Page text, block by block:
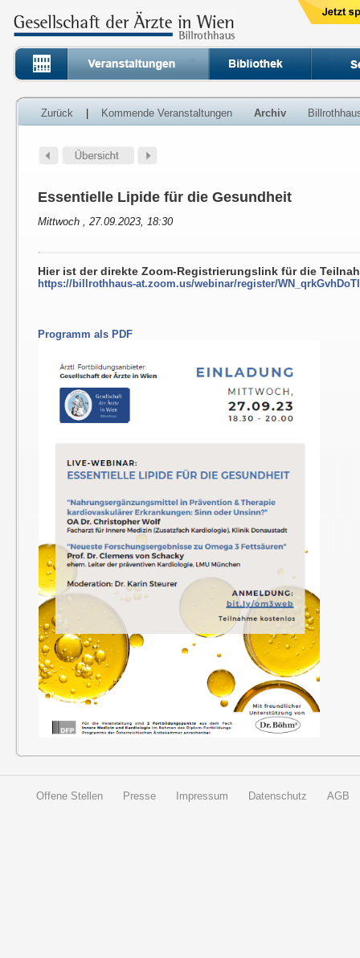
Zurück Kommende Veranstaltungen Archiv
Essentielle Lipide für die Gesundheit
Mittwoch , 27.09.2023, 18:30
Hier ist der direkte Zoom-Registrierungslink für die
https://billrothhaus-at.zoom.us/webinar/register/
Programm als PDF
Offene Stellen Presse Impressum Datenschutz AGB